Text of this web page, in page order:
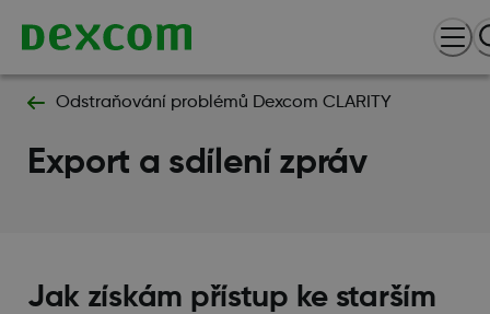
Odstraňování problémů Dexcom CLARITY
Export a sdílení zpráv
Jak získám přístup ke starším